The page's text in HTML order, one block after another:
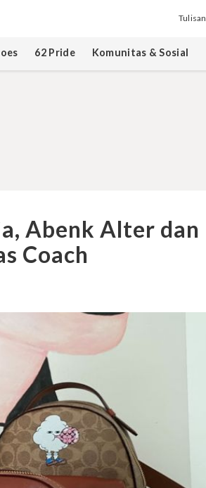
Tulisan
62 Pride Komunitas & Sosial
Abenk Alter dan
Coach